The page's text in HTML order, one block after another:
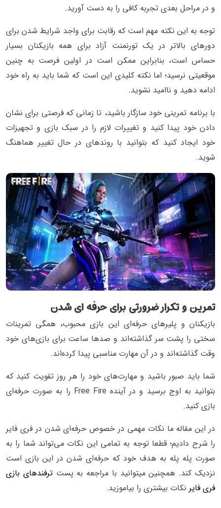
و در مراحل بعدی تجربه کافی را به دست آورید.
توجه به این نکته مهم است که رقابت برای واجد شرایط شدن برای
دورهای بالاتر در یک تورنمنت آزاد برای همه بازیکنان بسیار
حساس است، بنابراین ممکن است در اولین فرصت‌ به چنین
موقعیتی نرسید؛ اما نکته کلیدی این است که شما باید به راه خود
ادامه دهید و ناامید نشوید.
با برنامه تمرینی خود سازگار باشید، تا زمانی که فرصتی برای نشان
دادن خود پیدا کنید و تغییرات لازم را در سبک بازی و تجهیزات
خود ایجاد کنید که بتوانید با روندهای در حال تغییر هماهنگ
شوید.
تمرین و تکرار ضرورتی برای حرفه ای شدن
بازیکنان و پلیرهای حرفه‌ای این بازی محبوب، همگی تمرینات
سختی را پشت سر گذاشته‌اند و صدها ساعت برای بازی‌های خود
وقت گذاشته‌اند و در آن مهارت مناسبی پیدا کرده‌اند.
شما باید صبور باشید و مهارت‌های خود را هر روز تقویت کنید که
بتوانید به اوج برسید و در آینده Free Fire را به صورت حرفه‌ای
بازی کنید.
در این مقاله ما نکات مهمی در خصوص حرفه‌ای شدن در فری فایر
را شرح دادیم؛ قطعا توجه به تمامی این نکات می‌تواند شما را به
صورت پله پله به هدف خود که حرفه‌ای شدن در این بازی است
نزدیک کند. همچنین میتوانید با مراجعه به پستترفندهای بازی
فری فایر نکات بیشتری را بیاموزید.